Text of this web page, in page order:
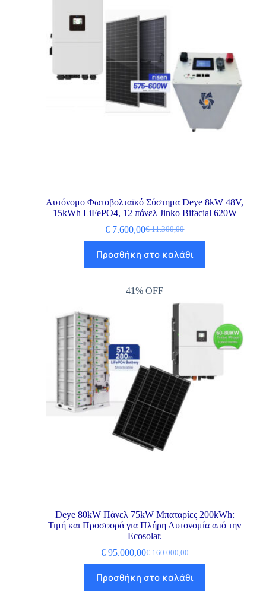
Αυτόνομο Φωτοβολταϊκό Σύστημα Deye 8kW 48V,
15kWh LiFePO4, 12 πάνελ Jinko Bifacial 620W
€11.300,00
€ 7.600,00
Προσθήκη στο καλάθι
41% OFF
Deye 80kW Πάνελ 75kW Μπαταρίες 200kWh:
Τιμή και Προσφορά για Πλήρη Αυτονομία από την
Ecosolar.
€160.000,00
€95.000,00
Προσθήκη στο καλάθι